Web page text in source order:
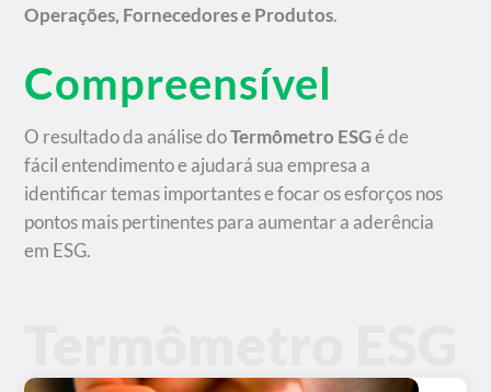
Operações, Fornecedores e Produtos.
Compreensível
O resultado da análise doTermômetro ESGé de
fácil entendimento e ajudará sua empresa a
identificar temas importantes e focar os esforços nos
pontos mais pertinentes para aumentar a aderência
em ESG.